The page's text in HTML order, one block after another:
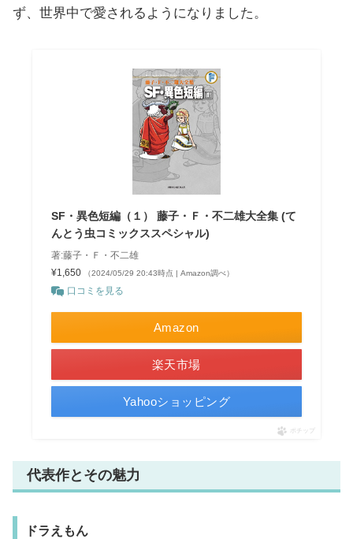
ず、世界中で愛されるようになりました。
SF・異色短編（１） 藤子・Ｆ・不二雄大全集 (て
んとう虫コミックススペシャル)
著:藤子・Ｆ・不二雄
¥1,650
（2024/05/29 20:43時点 | Amazon調べ）
口コミを見る
Amazon
楽天市場
Yahooショッピング
ポチップ
代表作とその魅力
ドラえもん